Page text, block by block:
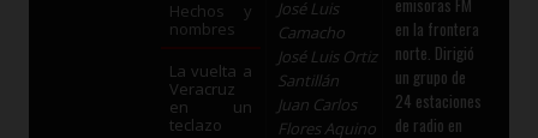
Hechos y
nombres
La vuelta a
Veracruz
en un
teclazo
José Luis
Camacho
José Luis Ortiz
Santillán
Juan Carlos
Flores Aquino
en la frontera
norte. Dirigió
un grupo de
24 estaciones
de radio en